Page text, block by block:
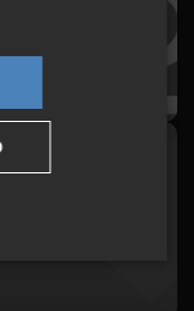
en tu email
medio